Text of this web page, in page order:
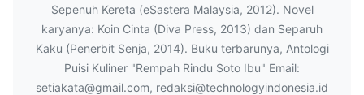
Sepenuh Kereta (eSastera Malaysia, 2012). Novel
karyanya: Koin Cinta (Diva Press, 2013) dan Separuh
Kaku (Penerbit Senja, 2014). Buku terbarunya, Antologi
Puisi Kuliner "Rempah Rindu Soto Ibu" Email:
setiakata@gmail.com, redaksi@technologyindonesia.id